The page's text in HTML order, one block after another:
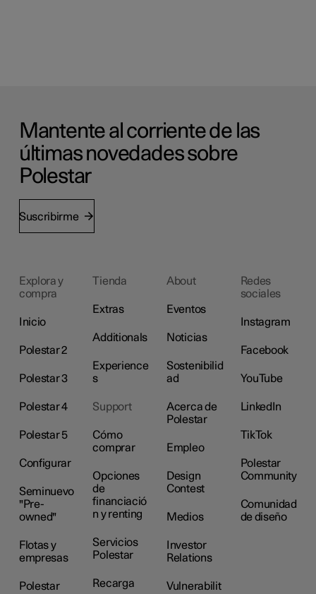
Mantente al corriente de las
últimas novedades sobre
Polestar
Suscribirme
Explora y
compra
Inicio
Polestar 2
Polestar 3
Polestar 4
Polestar 5
Configurar
Seminuevo
"Pre-
owned"
Flotas y
empresas
Polestar
Tienda
Extras
Additionals
Experience
s
Support
Cómo
comprar
Opciones
de
financiació
n y renting
Servicios
Polestar
Recarga
About
Eventos
Noticias
Sostenibilid
ad
Acerca de
Polestar
Empleo
Design
Contest
Medios
Investor
Relations
Vulnerabilit
Redes
sociales
Instagram
Facebook
YouTube
LinkedIn
TikTok
Polestar
Community
Comunidad
de diseño